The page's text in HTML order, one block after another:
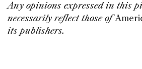
Any opinions expressed in this
necessarily reflect those of
its publishers.